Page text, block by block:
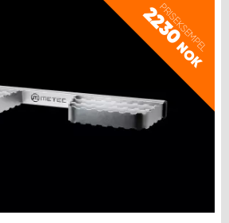
PRISEKSEMPEL
2230
NOK